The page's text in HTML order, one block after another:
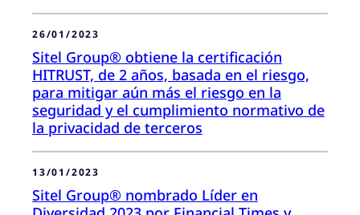
26/01/2023
Sitel Group® obtiene la certificación
HITRUST, de 2 años, basada en el riesgo,
para mitigar aún más el riesgo en la
seguridad y el cumplimiento normativo de
la privacidad de terceros
13/01/2023
Sitel Group® nombrado Líder en